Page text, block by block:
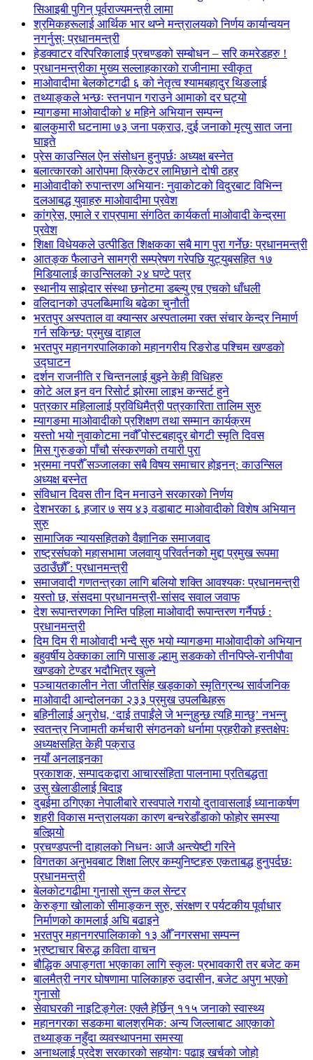
सिआइबी पुगिन् पूर्वराज्यमन्त्री लामा
श्रमिकहरूलाई आर्थिक भार थप्ने मन्त्रालयको निर्णय कार्यान्वयन
नगर्नुस्ः प्रधानमन्त्री
हेडक्वाटर वरिपरिकालाई प्रचण्डको सम्बोधन – सरि कमरेडहरु !
प्रधानमन्त्रीका मुख्य सल्लाहकारको राजीनामा स्वीकृत
माओवादीमा बेलकोटगढी ६ को नेतृत्व श्यामबहादुर थिङलाई
तथ्याङ्कले भन्छः स्तनपान गराउने आमाको दर घट्यो
म्यागङमा माओवादीको ४ महिने अभियान सम्पन्न
बालकुमारी घटनामा ७३ जना पक्राउ, दुई जनाको मृत्यु सात जना
घाइते
प्रेस काउन्सिल ऐन संसोधन हुनुपर्छः अध्यक्ष बस्नेत
बलात्कारको आरोपमा क्रिकेटर लामिछाने दोषी ठहर
माओवादीको रुपान्तरण अभियानः नुवाकोटको विदुरबाट विभिन्न
दलआबद्ध युवाहरु माओवादीमा प्रवेश
कांग्रेस, एमाले र राप्रपामा संगठित कार्यकर्ता माओवादी केन्द्रमा
प्रवेश
शिक्षा विधेयकले उत्पीडित शिक्षकका सबै माग पुरा गर्नेछः प्रधानमन्त्री
आतङ्क फैलाउने सामग्री सम्प्रेषण गरेपछि युट्युबसहित १७
मिडियालाई काउन्सिलको २४ घण्टे पत्र
स्थानीय साझेदार संस्था छनोटमा डब्ल्यु एच एचको धाँधली
वलिदानको उपलब्धिमाथि बढेका चुनौती
भरतपुर अस्पताल वा क्यान्सर अस्पतालमा रक्त संचार केन्द्र निमार्ण
गर्न सकिन्छ: प्रमुख दाहाल
भरतपुर महानगरपालिकाको महानगरीय रिङरोड पश्चिम खण्डको
उद्घाटन
दर्शन राजनीति र चिन्तनलाई बुझ्ने केही विधिहरु
कोटे अल इन वन रिसोर्ट झोरमा लाइभ कन्सर्ट हुने
पत्रकार महिलालाई प्रविधिमैत्री पत्रकारिता तालिम सुरु
म्यागङमा माओवादीको प्रशिक्षण तथा सम्मान कार्यक्रम
यस्तो भयो नुवाकोटमा नवौँ पोस्टबहादुर बोगटी स्मृति दिवस
मिस गुरुङको पाँचौ संस्करणको तयारी पुरा
भ्रममा नपरौँ सञ्जालका सबै विषय समाचार होइनन्: काउन्सिल
अध्यक्ष बस्नेत
संविधान दिवस तीन दिन मनाउने सरकारको निर्णय
देशभरका ६ हजार ७ सय ४३ वडाबाट माओवादीको विशेष अभियान
सुरु
सामाजिक न्यायसहितको वैज्ञानिक समाजवाद
राष्ट्रसंघको महासभामा जलवायु परिवर्तनको मुद्दा प्रमुख रूपमा
उठाउँछौँ : प्रधानमन्त्री
समाजवादी गणतन्त्रका लागि बलियो शक्ति आवश्यकः प्रधानमन्त्री
यस्तो छ, संसदमा प्रधानमन्त्री-सांसद सवाल जवाफ
देश रूपान्तरणका निम्ति पहिला माओवादी रूपान्तरण गर्नैपर्छ :
प्रधानमन्त्री
दिम दिम री माओवादी भन्दै सुरु भयो म्यागङमा माओवादीको अभियान
बहुवर्षीय ठेक्काका लागि पासाङ ल्हामु सडकको तीनपिप्ले-रानीपौवा
खण्डको टेण्डर भदौभित्र खुल्ने
पञ्चायतकालीन नेता जीतसिंह खड्काको स्मृतिग्रन्थ सार्वजनिक
माओवादी आन्दोलनका २३३ प्रमुख उपलब्धिहरू
बहिनीलाई अनुरोध, ‘दाई तपाईंले जे भन्नुहुन्छ त्यहि मान्छु’ नभन्नु
स्वतन्त्र निजामती कर्मचारी संगठनको धर्नामा प्रहरीको हस्तक्षेपः
अध्यक्षसहित केही पक्राउ
नयाँ अनलाइनका
प्रकाशक, सम्पादकद्वारा आचारसंहिता पालनामा प्रतिबद्धता
उसु खेलाडीलाई बिदाइ
दुबईमा ठगिएका नेपालीबारे रास्वपाले गरायो दुतावासलाई ध्यानाकर्षण
शहरी विकास मन्त्रालयका कारण बन्चरेडाँडाको फोहोर समस्या
बल्झियो
प्रचण्डपत्नी दाहालको निधनः आजै अन्त्येष्टी गरिने
विगतका अनुभवबाट शिक्षा लिएर कम्युनिष्टहरु एकताबद्ध हुनुपर्दछः
प्रधानमन्त्री
बेलकोटगढीमा गुनासो सुन्न कल सेन्टर
केरुङ्गा खोलाको सीमाङ्कन सुरु, संरक्षण र पर्यटकीय पूर्वाधार
निर्माणको कामलाई अघि बढाइने
भरतपुर महानगरपालिकाको १३ औँ नगरसभा सम्पन्न
भ्रष्टाचार बिरुद्ध कविता वाचन
बौद्धिक अपाङ्गता भएकाका लागि स्कुलः प्रभावकारी तर बजेट कम
बालमैत्री नगर घोषणामा पालिकाहरु उदासीन, बजेट अपुग भएको
गुनासो
सेवाघरकी नाइटिङ्गेलः एक्लै हेर्छिन् ११५ जनाको स्वास्थ्य
महानगरका सडकमा बालश्रमिक: अन्य जिल्लाबाट आएकाको
तथ्याङ्क नहुँदा व्यवस्थापनमा समस्या
अनाथलाई प्रदेश सरकारको सहयोगः पढाइ खर्चको जोहो